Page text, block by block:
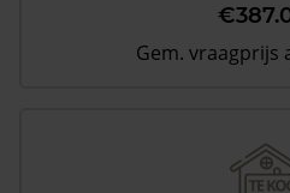
Gem. vraagprijs